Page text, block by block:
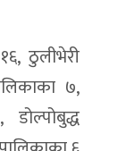
ठुलीभेरी
७,